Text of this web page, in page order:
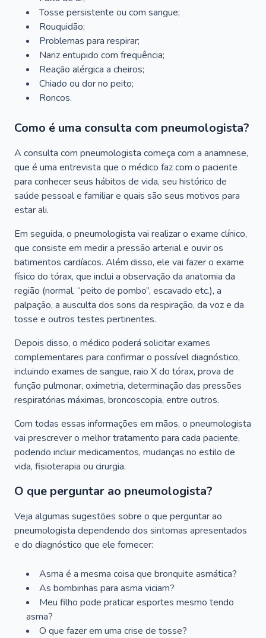
Tosse persistente ou com sangue;
Rouquidão;
Problemas para respirar;
Nariz entupido com frequência;
Reação alérgica a cheiros;
Chiado ou dor no peito;
Roncos.
Como é uma consulta com pneumologista?
A consulta com pneumologista começa com a anamnese,
que é uma entrevista que o médico faz com o paciente
para conhecer seus hábitos de vida, seu histórico de
saúde pessoal e familiar e quais são seus motivos para
estar ali.
Em seguida, o pneumologista vai realizar o exame clínico,
que consiste em medir a pressão arterial e ouvir os
batimentos cardíacos. Além disso, ele vai fazer o exame
físico do tórax, que inclui a observação da anatomia da
região (normal, “peito de pombo”, escavado etc.), a
palpação, a ausculta dos sons da respiração, da voz e da
tosse e outros testes pertinentes.
Depois disso, o médico poderá solicitar exames
complementares para confirmar o possível diagnóstico,
incluindo exames de sangue, raio X do tórax, prova de
função pulmonar, oximetria, determinação das pressões
respiratórias máximas, broncoscopia, entre outros.
Com todas essas informações em mãos, o pneumologista
vai prescrever o melhor tratamento para cada paciente,
podendo incluir medicamentos, mudanças no estilo de
vida, fisioterapia ou cirurgia.
O que perguntar ao pneumologista?
Veja algumas sugestões sobre o que perguntar ao
pneumologista dependendo dos sintomas apresentados
e do diagnóstico que ele fornecer:
Asma é a mesma coisa que bronquite asmática?
As bombinhas para asma viciam?
Meu filho pode praticar esportes mesmo tendo
asma?
O que fazer em uma crise de tosse?